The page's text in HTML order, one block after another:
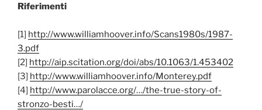
Riferimenti
[1] http://www.williamhoover.info/Scans1980s/1987-
3.pdf
[2] http://aip.scitation.org/doi/abs/10.1063/1.453402
[3] http://www.williamhoover.info/Monterey.pdf
[4] http://www.parolacce.org/…/the-true-story-of-
stronzo-besti…/